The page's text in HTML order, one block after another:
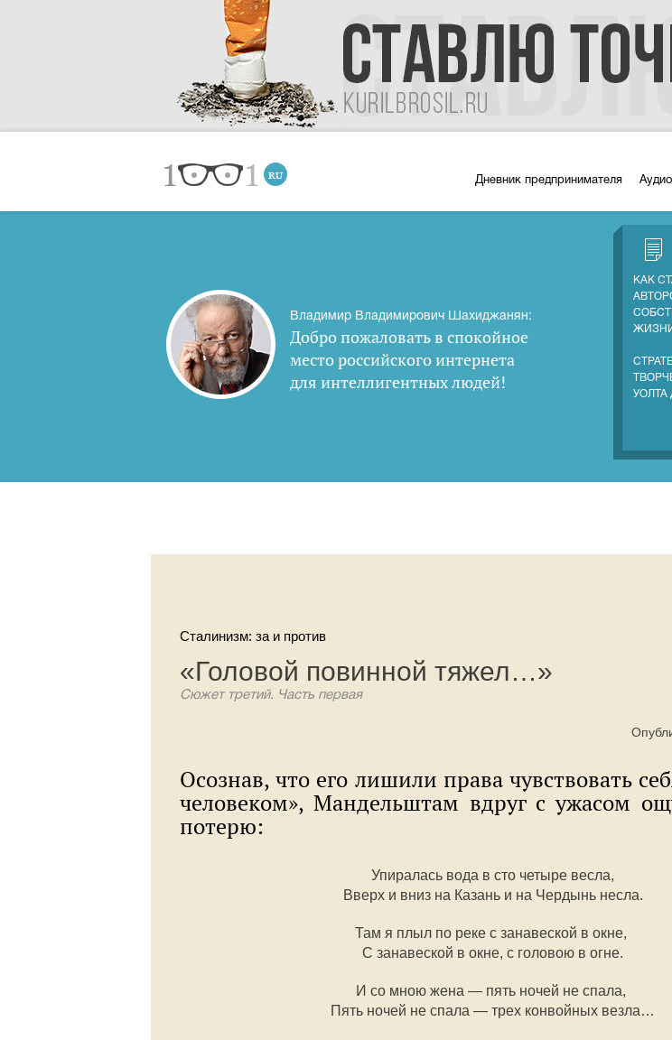
Дневник предпринимателя Аудио
Владимир Владимирович Шахиджанян:
Добро пожаловать в спокойное
место российского интернета
для интеллигентных людей!
КАК
УОЛТА
Сталинизм: за и против
«Головой повинной тяжел…»
Сюжет третий. Часть первая
Осознав, что его лишили права чувствовать
человеком», Мандельштам вдруг с ужасом
потерю:
Упиралась вода в сто четыре весла,
Вверх и вниз на Казань и на Чердынь несла.
Там я плыл по реке с занавеской в окне,
С занавеской в окне, с головою в огне.
И со мною жена — пять ночей не спала,
Пять ночей не спала — трех конвойных везла…